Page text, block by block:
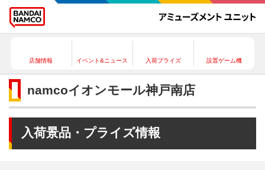
店舗情報 イベント&ニュース 入荷プライズ 設置ゲーム機
namcoイオンモール神戸南店
入荷景品・プライズ情報